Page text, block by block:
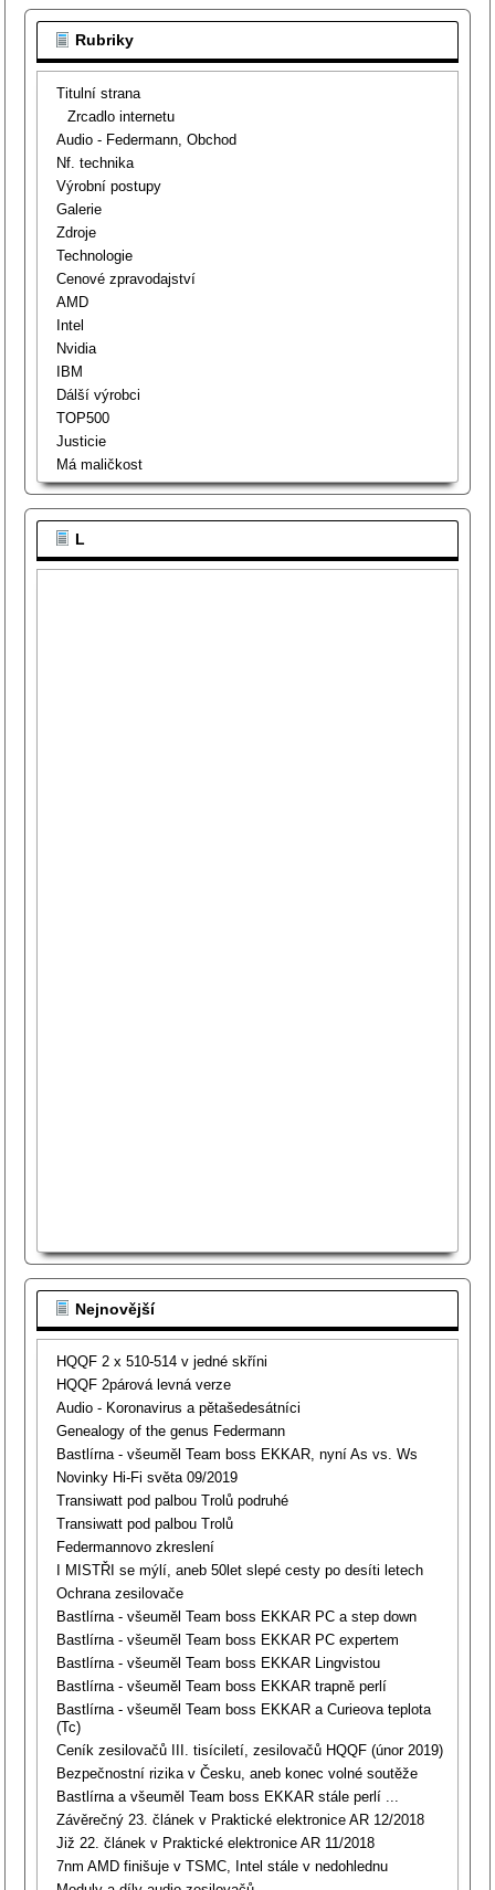
Rubriky
Titulní strana
Zrcadlo internetu
Audio - Federmann, Obchod
Nf. technika
Výrobní postupy
Galerie
Zdroje
Technologie
Cenové zpravodajství
AMD
Intel
Nvidia
IBM
Dálší výrobci
TOP500
Justicie
Má maličkost
L
Nejnovější
HQQF 2 x 510-514 v jedné skříni
HQQF 2párová levná verze
Audio - Koronavirus a pětašedesátníci
Genealogy of the genus Federmann
Bastlírna - všeuměl Team boss EKKAR, nyní As vs. Ws
Novinky Hi-Fi světa 09/2019
Transiwatt pod palbou Trolů podruhé
Transiwatt pod palbou Trolů
Federmannovo zkreslení
I MISTŘI se mýlí, aneb 50let slepé cesty po desíti letech
Ochrana zesilovače
Bastlírna - všeuměl Team boss EKKAR PC a step down
Bastlírna - všeuměl Team boss EKKAR PC expertem
Bastlírna - všeuměl Team boss EKKAR Lingvistou
Bastlírna - všeuměl Team boss EKKAR trapně perlí
Bastlírna - všeuměl Team boss EKKAR a Curieova teplota
(Tc)
Ceník zesilovačů III. tisíciletí, zesilovačů HQQF (únor 2019)
Bezpečnostní rizika v Česku, aneb konec volné soutěže
Bastlírna a všeuměl Team boss EKKAR stále perlí ...
Závěrečný 23. článek v Praktické elektronice AR 12/2018
Již 22. článek v Praktické elektronice AR 11/2018
7nm AMD finišuje v TSMC, Intel stále v nedohlednu